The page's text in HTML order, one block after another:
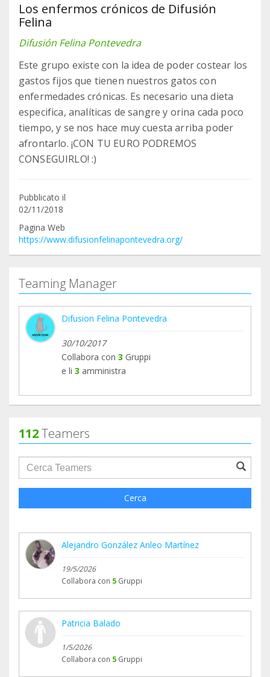
Los enfermos crónicos de Difusión
Felina
Difusión Felina Pontevedra
Este grupo existe con la idea de poder costear los
gastos fijos que tienen nuestros gatos con
enfermedades crónicas. Es necesario una dieta
especifica, analíticas de sangre y orina cada poco
tiempo, y se nos hace muy cuesta arriba poder
afrontarlo. ¡CON TU EURO PODREMOS
CONSEGUIRLO! :)
Pubblicato il
02/11/2018
Pagina Web
https://www.difusionfelinapontevedra.org/
Teaming Manager
Difusion Felina Pontevedra
30/10/2017
Collabora con 3 Gruppi
e li 3 amministra
112Teamers
groupProfile.searchForm.search.text???
Cerca
Alejandro González Anleo Martínez
19/5/2026
Collabora con 5 Gruppi
Patricia Balado
1/5/2026
Collabora con 5 Gruppi